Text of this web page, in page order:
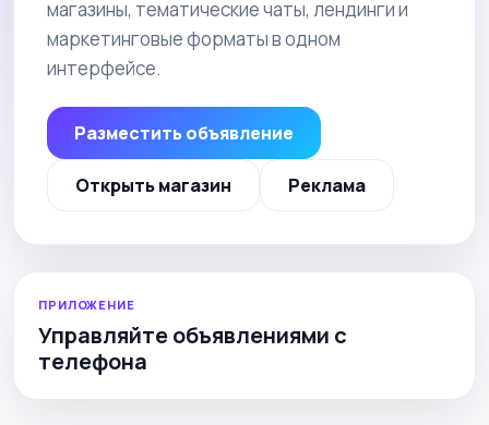
магазины, тематические чаты, лендинги и
маркетинговые форматы в одном
интерфейсе.
Разместить объявление
Открыть магазин Реклама
ПРИЛОЖЕНИЕ
Управляйте объявлениями с
телефона